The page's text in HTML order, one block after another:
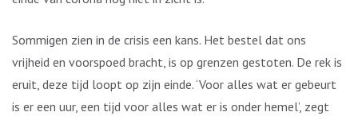
Sommigen zien in de crisis een kans. Het bestel dat ons
vrijheid en voorspoed bracht, is op grenzen gestoten. De rek is
eruit, deze tijd loopt op zijn einde. ‘Voor alles wat er gebeurt
is er een uur, een tijd voor alles wat er is onder hemel’, zegt